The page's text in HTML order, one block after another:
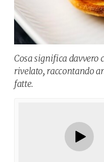
Cosa significa davvero
rivelato, raccontando
fatte.